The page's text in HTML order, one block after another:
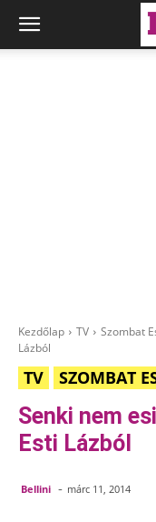
Kezdőlap TV Szombat
Lázból
TV SZOMBAT
Senki nem
Esti Lázból
Bellini - márc 11, 2014